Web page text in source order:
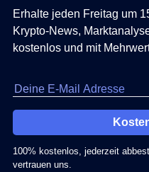
Erhalte jeden Freitag um
Krypto-News,
kostenlos und mit
100% kostenlos, jederzeit
vertrauen uns.